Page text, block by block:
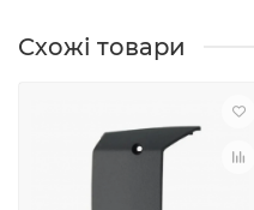
Схожі товари